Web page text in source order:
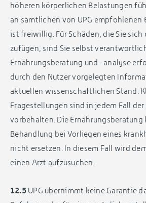
höheren körperlichen Belastungen
an sämtlichen von UPG empfohlenen
ist freiwillig. Für Schäden, die Sie sich
zufügen, sind Sie selbst
Ernährungsberatung und -analyse
durch den Nutzer vorgelegten
aktuellen wissenschaftlichen Stand.
Fragestellungen sind in jedem Fall
vorbehalten. Die
Behandlung bei Vorliegen eines
nicht ersetzen. In diesem Fall wird
einen Arzt aufzusuchen.
12.5UPG übernimmt keine Garantie